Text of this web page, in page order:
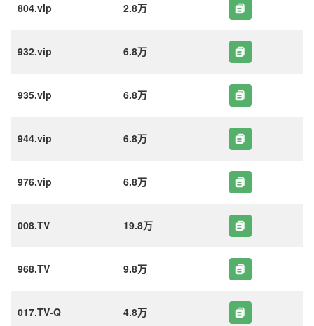
804.vip 2.8万
932.vip 6.8万
935.vip 6.8万
944.vip 6.8万
976.vip 6.8万
008.TV 19.8万
968.TV 9.8万
017.TV-Q 4.8万